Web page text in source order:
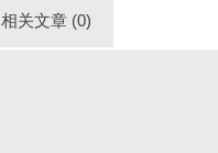
相关文章 (0)